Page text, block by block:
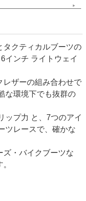
タクティカルブーツの
インチ ライトウェイ
レザーの組み合わせで
な環境下でも抜群の
ップ力 と、7つのアイ
ツレースで、確かな
ズ・バイクブーツな